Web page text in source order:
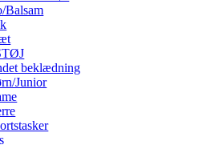
Balsam
beklædning
Junior